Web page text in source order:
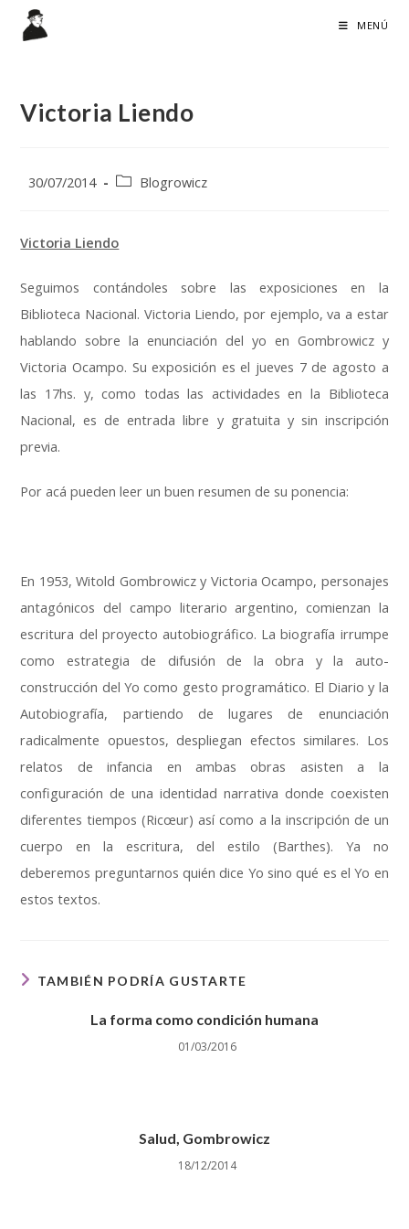
MENÚ
Victoria Liendo
Publicación
entrada:
30/07/2014
Categoría
entrada:
Blogrowicz
Victoria Liendo
Seguimos contándoles sobre las exposiciones en la
Biblioteca Nacional. Victoria Liendo, por ejemplo, va a estar
hablando sobre la enunciación del yo en Gombrowicz y
Victoria Ocampo. Su exposición es el jueves 7 de agosto a
las 17hs. y, como todas las actividades en la Biblioteca
Nacional, es de entrada libre y gratuita y sin inscripción
previa.
Por acá pueden leer un buen resumen de su ponencia:
En 1953, Witold Gombrowicz y Victoria Ocampo, personajes
antagónicos del campo literario argentino, comienzan la
escritura del proyecto autobiográfico. La biografía irrumpe
como estrategia de difusión de la obra y la auto-
construcción del Yo como gesto programático. El Diario y la
Autobiografía, partiendo de lugares de enunciación
radicalmente opuestos, despliegan efectos similares. Los
relatos de infancia en ambas obras asisten a la
configuración de una identidad narrativa donde coexisten
diferentes tiempos (Ricœur) así como a la inscripción de un
cuerpo en la escritura, del estilo (Barthes). Ya no
deberemos preguntarnos quién dice Yo sino qué es el Yo en
estos textos.
TAMBIÉN PODRÍA GUSTARTE
La forma como condición humana
01/03/2016
Salud, Gombrowicz
18/12/2014